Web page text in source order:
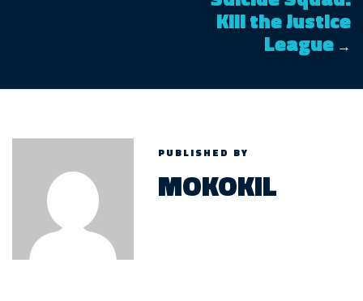
Kill the Justice
League →
PUBLISHED BY
MOKOKIL